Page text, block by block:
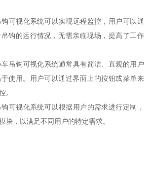
可视化系统可以实现远程监控，用户可以通
钩的运行情况，无需亲临现场，提高了工作
吊钩可视化系统通常具有简洁、直观的用户
使用。用户可以通过界面上的按钮或菜单来
。
可视化系统可以根据用户的需求进行定制，
块，以满足不同用户的特定需求。